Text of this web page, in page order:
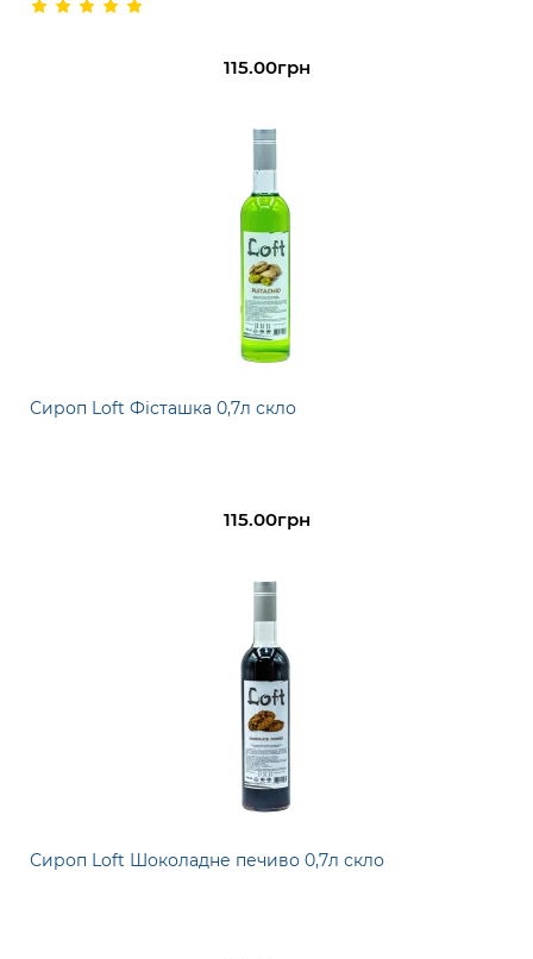
115.00грн
Сироп Loft Фісташка 0,7л скло
115.00грн
Сироп Loft Шоколадне печиво 0,7л скло